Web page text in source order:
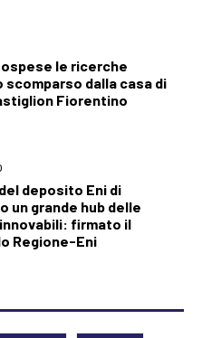
le ricerche
scomparso dalla casa di
Fiorentino
deposito Eni di
un grande hub delle
firmato il
Regione-Eni